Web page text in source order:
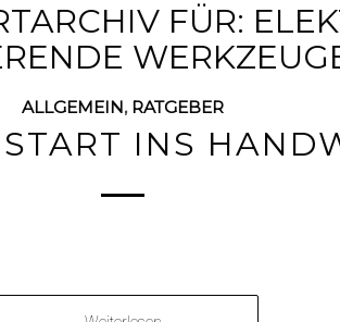
FÜR:
ALLGEMEIN, RATGEBER
INS